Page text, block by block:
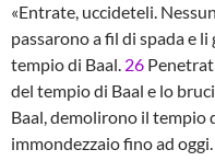
«Entrate, uccideteli.
passarono a fil di spada e
tempio di Baal. 26
del tempio di Baal e lo
Baal, demolirono il tempio
immondezzaio fino ad oggi.